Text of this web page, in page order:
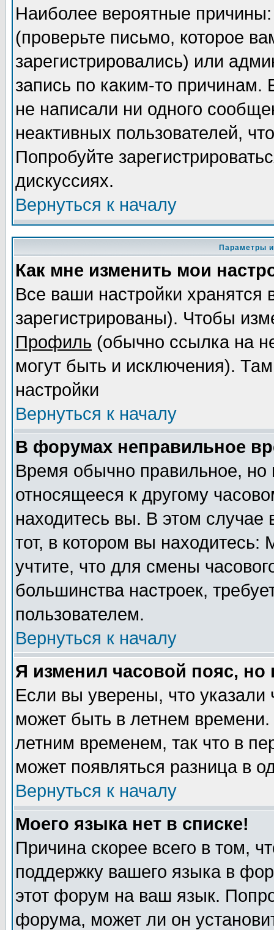
Наиболее вероятные
(проверьте письмо, которое
зарегистрировались) или
запись по каким-то
не написали ни одного
неактивных пользователей,
Попробуйте
дискуссиях.
Вернуться к началу
Параметры
Как мне изменить мои
Все ваши настройки
зарегистрированы). Чтобы
Профиль (обычно ссылка на
могут быть и исключения).
настройки
Вернуться к началу
В форумах неправильное
Время обычно правильное,
относящееся к другому
находитесь вы. В этом
тот, в котором вы
учтите, что для смены
большинства настроек,
пользователем.
Вернуться к началу
Я изменил часовой пояс,
Если вы уверены, что указали
может быть в летнем
летним временем, так что в
может появляться разница в
Вернуться к началу
Моего языка нет в списке!
Причина скорее всего в том,
поддержку вашего языка в
этот форум на ваш язык.
форума, может ли он